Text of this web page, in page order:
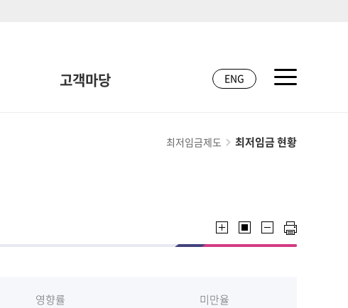
고객마당 ENG
최저임금제도 최저임금 현황
영향률 미만율